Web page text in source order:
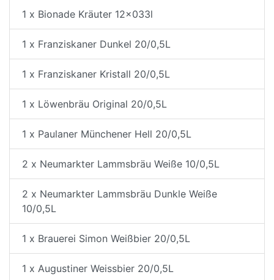
1 x Bionade Kräuter 12x033l
1 x Franziskaner Dunkel 20/0,5L
1 x Franziskaner Kristall 20/0,5L
1 x Löwenbräu Original 20/0,5L
1 x Paulaner Münchener Hell 20/0,5L
2 x Neumarkter Lammsbräu Weiße 10/0,5L
2 x Neumarkter Lammsbräu Dunkle Weiße
10/0,5L
1 x Brauerei Simon Weißbier 20/0,5L
1 x Augustiner Weissbier 20/0,5L